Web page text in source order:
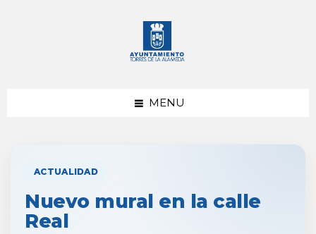
MENU
ACTUALIDAD
Nuevo mural en la calle
Real